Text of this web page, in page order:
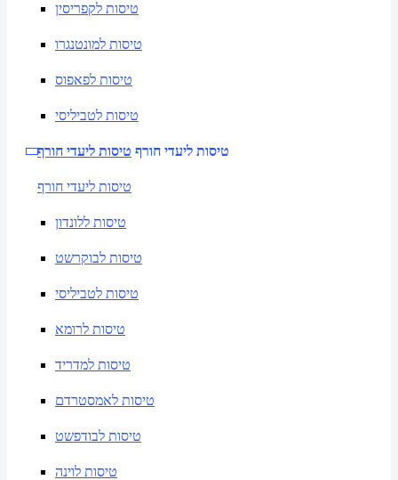
טיסות לקפריסין
טיסות למונטנגרו
טיסות לפאפוס
טיסות לטביליסי
טיסות ליעדי חורף טיסות ליעדי חורף
טיסות ליעדי חורף
טיסות ללונדון
טיסות לבוקרשט
טיסות לטביליסי
טיסות לרומא
טיסות למדריד
טיסות לאמסטרדם
טיסות לבודפשט
טיסות לוינה